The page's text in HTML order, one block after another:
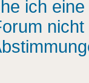
ich